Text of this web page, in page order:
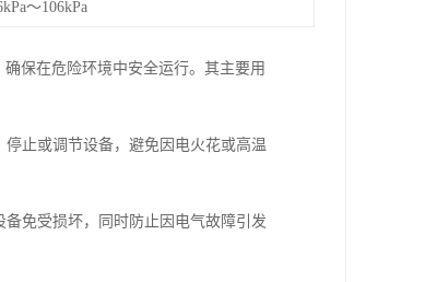
～106kPa
保在危险环境中安全运行。其主要用
止或调节设备，避免因电火花或高温
免受损坏，同时防止因电气故障引发